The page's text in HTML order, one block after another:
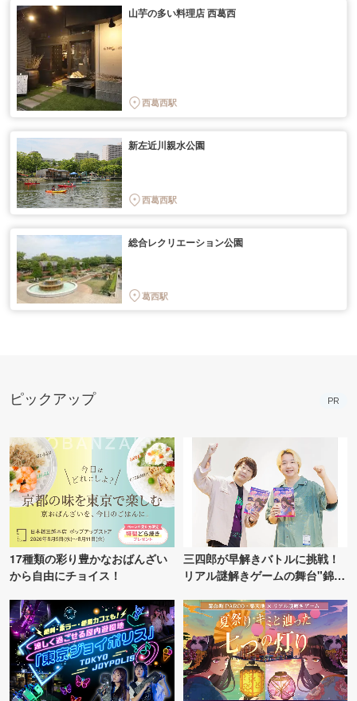
山芋の多い料理店 西葛西
西葛西駅
新左近川親水公園
西葛西駅
総合レクリエーション公園
葛西駅
ピックアップ PR
17種類の彩り豊かなおばんざい
から自由にチョイス！
三四郎が早解きバトルに挑戦！
リアル謎解きゲームの舞台"錦糸